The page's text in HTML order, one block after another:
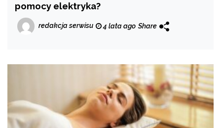
pomocy elektryka?
redakcja serwisu 4 lata ago Share